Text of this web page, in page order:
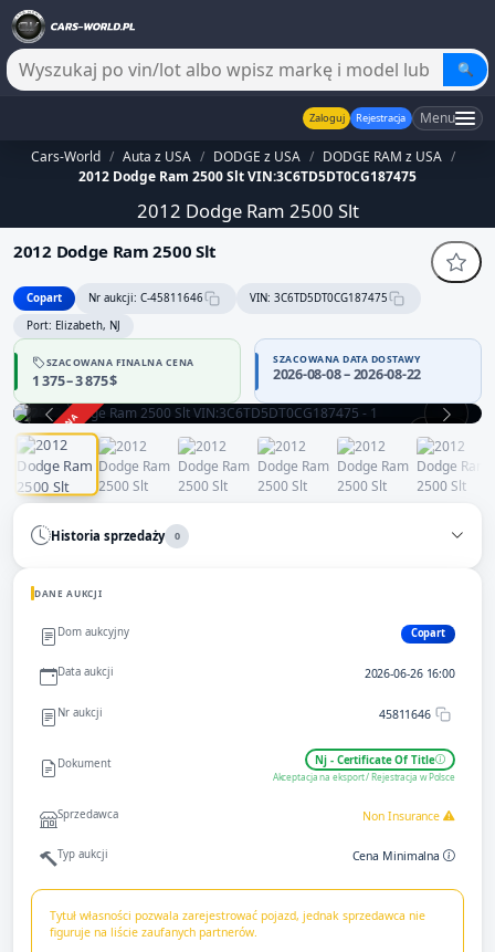
🔍
Zaloguj Rejestracja Menu
Cars-World / Auta z USA / DODGE z USA / DODGE RAM z USA /
2012 Dodge Ram 2500 Slt VIN:3C6TD5DT0CG187475
2012 Dodge Ram 2500 Slt
2012 Dodge Ram 2500 Slt
Copart Nr aukcji: C-45811646
VIN: 3C6TD5DT0CG187475
Port: Elizabeth, NJ
SZACOWANA FINALNA CENA
1 375 – 3 875 $
SZACOWANA DATA DOSTAWY
2026-08-08 – 2026-08-22
ZAKOŃCZONA
Sprzedawca bez potwierdzonej wiarygodności — część danych
może być niepełna
Zachowaj ostrożność i dokładnie zweryfikuj historię pojazdu.
Historia sprzedaży 0
DANE AUKCJI
Dom aukcyjny Copart
Data aukcji 2026-06-26 16:00
Nr aukcji 45811646
Dokument Nj - Certificate Of Title
Akceptacja na eksport / Rejestracja w Polsce
Sprzedawca Non Insurance
Typ aukcji Cena Minimalna
Tytuł własności pozwala zarejestrować pojazd, jednak sprzedawca nie
figuruje na liście zaufanych partnerów.